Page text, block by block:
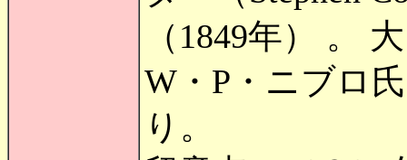
（1849年）
W・P・ニブロ
り。